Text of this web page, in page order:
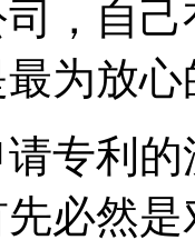
，自
为放心
专利
必然